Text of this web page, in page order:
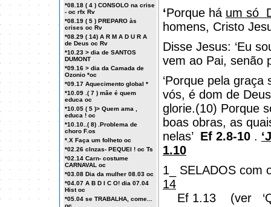
*08.18 ( 4 ) CONSOLO na crise
- oc rfx Rv
*08.19 ( 5 ) PREPARO às
crises oc Rv
*08.29 ( 14) A R M A D U R A
de Deus oc Rv
*10.23 > dia de SANTOS
DUMONT
*09.16 > dia da Camada de
Ozonio *oc
*09.17 Aquecimento global *
*10.09 .( 7 ) mãe é quem
educa oc
*10.05 ( 5 )> Quem ama ,
educa ! oc
*10.10..( 8) .Problema de
choro F.os
*.X Faça um folheto oc
*02.26 cInzas- PEQUEI ! oc Ts
*02.14 Carn- costume
CARNAVAL oc
*03.08 Dia da mulher 08.03 oc
*04.07 A B D I C O! dia 07.04
Hist oc
*05.04 se TRABALHA, come...
oc
‘Porque há um só
homens, Cristo
Disse Jesus: ‘Eu
vem ao Pai, senão
‘Porque pela
vós, é dom de
glorie.(10) Porque
boas obras, as
nelas’ Ef 2.8-10 .
1.10
1_ SELADOS com
14
Ef 1.13
(ver